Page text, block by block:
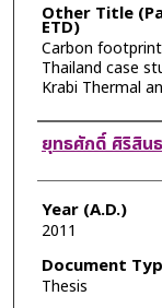
Other Title
ETD)
Carbon
Thailand case
Krabi Thermal
Author
ยุทธศักดิ์ ศิริสิน
Year (A.D.)
2011
Document
Thesis